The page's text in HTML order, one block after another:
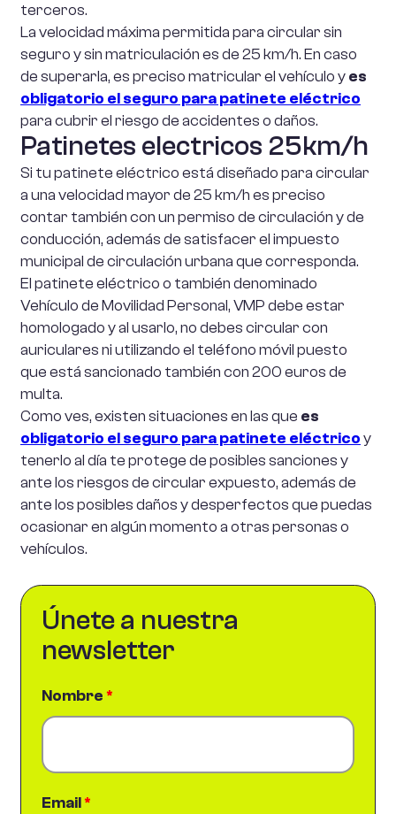
terceros.
La velocidad máxima permitida para circular sin
seguro y sin matriculación es de 25 km/h. En caso
de superarla, es preciso matricular el vehículo yes
obligatorio el seguro para patinete eléctrico
para cubrir el riesgo de accidentes o daños.
Patinetes electricos 25km/h
Si tu patinete eléctrico está diseñado para circular
a una velocidad mayor de 25 km/h es preciso
contar también con un permiso de circulación y de
conducción, además de satisfacer el impuesto
municipal de circulación urbana que corresponda.
El patinete eléctrico o también denominado
Vehículo de Movilidad Personal, VMP debe estar
homologado y al usarlo, no debes circular con
auriculares ni utilizando el teléfono móvil puesto
que está sancionado también con 200 euros de
multa.
Como ves, existen situaciones en las que es
obligatorio el seguro para patinete eléctricoy
tenerlo al día te protege de posibles sanciones y
ante los riesgos de circular expuesto, además de
ante los posibles daños y desperfectos que puedas
ocasionar en algún momento a otras personas o
vehículos.
Únete a nuestra
newsletter
Nombre*
Email*